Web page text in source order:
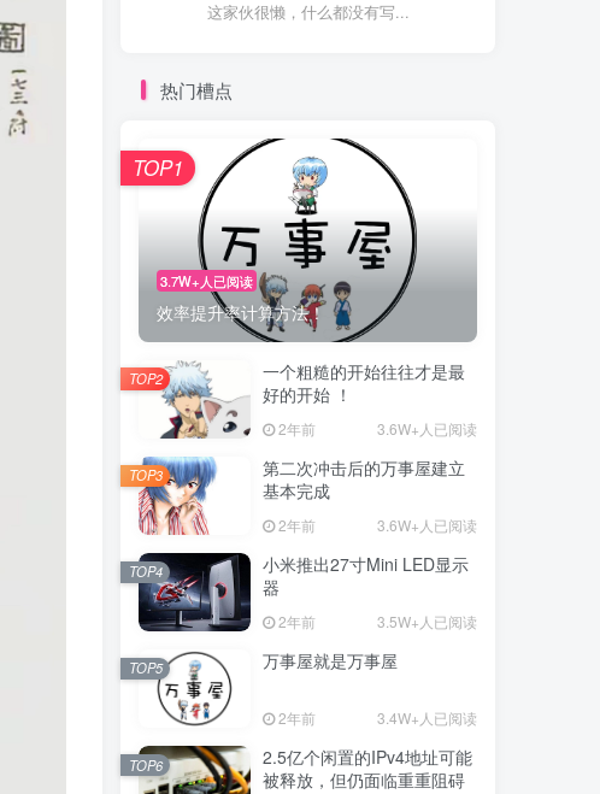
这家伙很懒，什么都没有写...
热门槽点
3.7W+人已阅读
效率提升率计算方法！
TOP1
一个粗糙的开始往往才是最
好的开始 ！
2年前 3.6W+人已阅读
TOP2
第二次冲击后的万事屋建立
基本完成
2年前 3.6W+人已阅读
TOP3
小米推出27寸Mini LED显示
器
2年前 3.5W+人已阅读
TOP4
万事屋就是万事屋
2年前 3.4W+人已阅读
TOP5
2.5亿个闲置的IPv4地址可能
被释放，但仍面临重重阻碍
TOP6